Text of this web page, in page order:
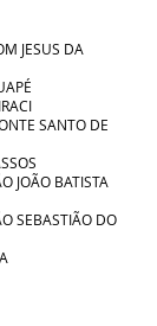
JESUS DA
SANTO DE
JOÃO BATISTA
SEBASTIÃO DO